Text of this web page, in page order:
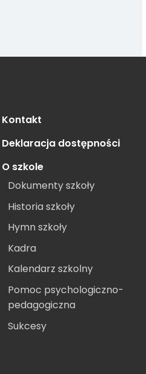
O szkole
Dokumenty szkoły
Historia szkoły
Hymn szkoły
Kadra
Kalendarz szkolny
Pomoc psychologiczno-
pedagogiczna
Sukcesy
Deklaracja dostępności
Kontakt